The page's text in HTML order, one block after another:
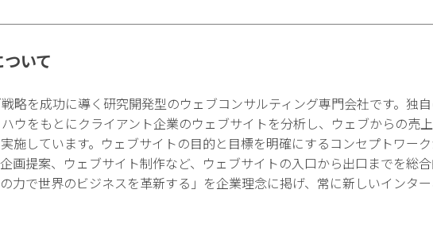
いて
略を成功に導く研究開発型のウェブコンサルティング専門会社です。独
ウをもとにクライアント企業のウェブサイトを分析し、ウェブからの売
施しています。ウェブサイトの目的と目標を明確にするコンセプトワー
画提案、ウェブサイト制作など、ウェブサイトの入口から出口までを総
力で世界のビジネスを革新する」を企業理念に掲げ、常に新しいインタ